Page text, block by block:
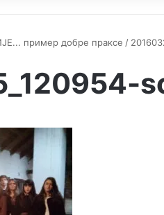
пример добре праксе /